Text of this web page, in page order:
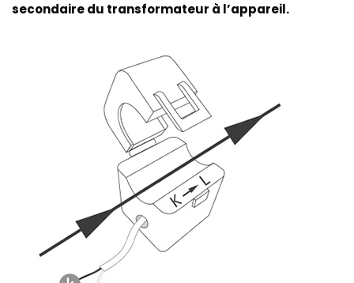
secondaire du transformateur à l’appareil.